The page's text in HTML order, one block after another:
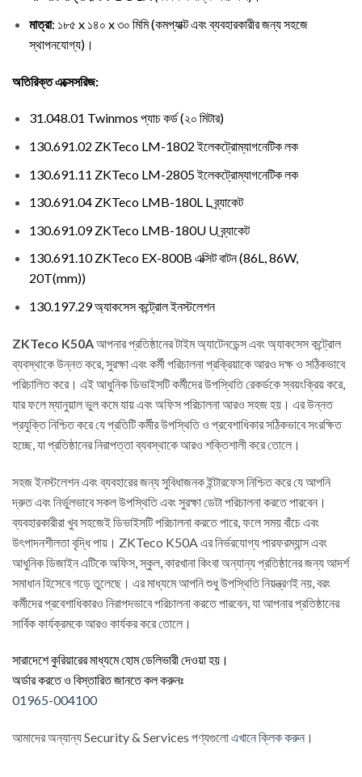
মাত্রা: ১৮৫ x ১৪০ x ৩০ মিমি (কমপ্যাক্ট এবং ব্যবহারকারীর জন্য সহজে
স্থাপনযোগ্য)।
অতিরিক্ত এক্সেসরিজ:
31.048.01 Twinmos প্যাচ কর্ড (২০ মিটার)
130.691.02 ZKTeco LM-1802 ইলেকট্রোম্যাগনেটিক লক
130.691.11 ZKTeco LM-2805 ইলেকট্রোম্যাগনেটিক লক
130.691.04 ZKTeco LMB-180L L ব্র্যাকেট
130.691.09 ZKTeco LMB-180U U ব্র্যাকেট
130.691.10 ZKTeco EX-800B এক্সিট বাটন (86L, 86W,
20T(mm))
130.197.29 অ্যাকসেস কন্ট্রোল ইনস্টলেশন
ZKTeco K50Aআপনার প্রতিষ্ঠানের টাইম অ্যাটেনডেন্স এবং অ্যাকসেস কন্ট্রোল
ব্যবস্থাকে উন্নত করে, সুরক্ষা এবং কর্মী পরিচালনা প্রক্রিয়াকে আরও দক্ষ ও সঠিকভাবে
পরিচালিত করে। এই আধুনিক ডিভাইসটি কর্মীদের উপস্থিতি রেকর্ডকে স্বয়ংক্রিয় করে,
যার ফলে ম্যানুয়াল ভুল কমে যায় এবং অফিস পরিচালনা আরও সহজ হয়। এর উন্নত
প্রযুক্তি নিশ্চিত করে যে প্রতিটি কর্মীর উপস্থিতি ও প্রবেশাধিকার সঠিকভাবে সংরক্ষিত
হচ্ছে, যা প্রতিষ্ঠানের নিরাপত্তা ব্যবস্থাকে আরও শক্তিশালী করে তোলে।
সহজ ইনস্টলেশন এবং ব্যবহারের জন্য সুবিধাজনক ইন্টারফেস নিশ্চিত করে যে আপনি
দ্রুত এবং নির্ভুলভাবে সকল উপস্থিতি এবং সুরক্ষা ডেটা পরিচালনা করতে পারবেন।
ব্যবহারকারীরা খুব সহজেই ডিভাইসটি পরিচালনা করতে পারে, ফলে সময় বাঁচে এবং
উৎপাদনশীলতা বৃদ্ধি পায়। ZKTeco K50A এর নির্ভরযোগ্য পারফরম্যান্স এবং
আধুনিক ডিজাইন এটিকে অফিস, স্কুল, কারখানা কিংবা অন্যান্য প্রতিষ্ঠানের জন্য আদর্শ
সমাধান হিসেবে গড়ে তুলেছে। এর মাধ্যমে আপনি শুধু উপস্থিতি নিয়ন্ত্রণই নয়, বরং
কর্মীদের প্রবেশাধিকারও নিরাপদভাবে পরিচালনা করতে পারবেন, যা আপনার প্রতিষ্ঠানের
সার্বিক কার্যক্রমকে আরও কার্যকর করে তোলে।
সারাদেশে কুরিয়ারের মাধ্যমে হোম ডেলিভারী দেওয়া হয়।
অর্ডার করতে ও বিস্তারিত জানতে কল করুনঃ
01965-004100
আমাদের অন্যান্য ‍Security & Services পণ্যগুলোএখানে ক্লিক করুন।